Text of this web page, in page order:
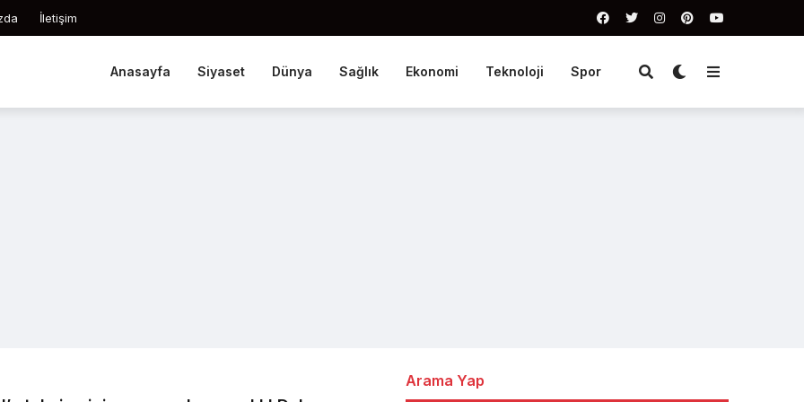
İletişim
Anasayfa Siyaset Dünya Sağlık Ekonomi Teknoloji Spor
Arama Yap